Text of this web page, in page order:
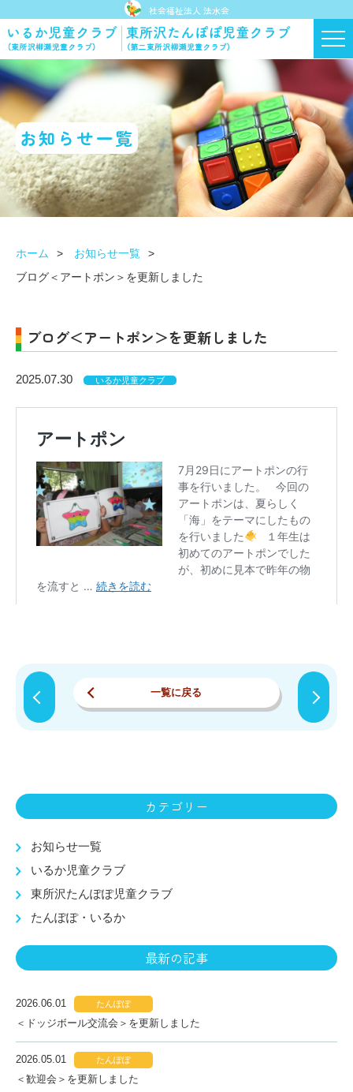
社会福祉法人 法水会
お知らせ一覧
ホーム
お知らせ一覧
ブログ＜アートポン＞を更新しました
ブログ＜アートポン＞を更新しました
2025.07.30 いるか児童クラブ
一覧に戻る
カテゴリー
お知らせ一覧
いるか児童クラブ
東所沢たんぽぽ児童クラブ
たんぽぽ・いるか
最新の記事
2026.06.01 たんぽぽ
＜ドッジボール交流会＞を更新しました
2026.05.01 たんぽぽ
＜歓迎会＞を更新しました